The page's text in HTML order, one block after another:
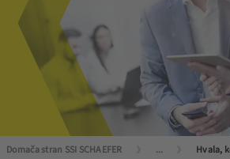
Domača stran SSI SCHAEFER ... Hvala,